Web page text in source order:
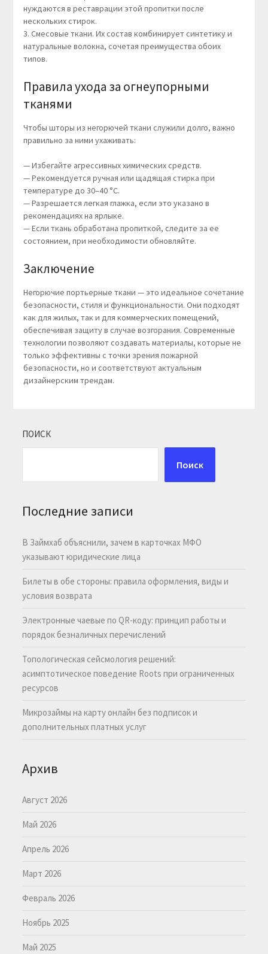
нуждаются в реставрации этой пропитки после
нескольких стирок.
3. Смесовые ткани. Их состав комбинирует синтетику и
натуральные волокна, сочетая преимущества обоих
типов.
Правила ухода за огнеупорными
тканями
Чтобы шторы из негорючей ткани служили долго, важно
правильно за ними ухаживать:
— Избегайте агрессивных химических средств.
— Рекомендуется ручная или щадящая стирка при
температуре до 30–40 °C.
— Разрешается легкая глажка, если это указано в
рекомендациях на ярлыке.
— Если ткань обработана пропиткой, следите за ее
состоянием, при необходимости обновляйте.
Заключение
Негорючие портьерные ткани — это идеальное сочетание
безопасности, стиля и функциональности. Они подходят
как для жилых, так и для коммерческих помещений,
обеспечивая защиту в случае возгорания. Современные
технологии позволяют создавать материалы, которые не
только эффективны с точки зрения пожарной
безопасности, но и соответствуют актуальным
дизайнерским трендам.
ПОИСК
Поиск
Последние записи
В Займхаб объяснили, зачем в карточках МФО
указывают юридические лица
Билеты в обе стороны: правила оформления, виды и
условия возврата
Электронные чаевые по QR-коду: принцип работы и
порядок безналичных перечислений
Топологическая сейсмология решений:
асимптотическое поведение Roots при ограниченных
ресурсов
Микрозаймы на карту онлайн без подписок и
дополнительных платных услуг
Архив
Август 2026
Май 2026
Апрель 2026
Март 2026
Февраль 2026
Ноябрь 2025
Май 2025